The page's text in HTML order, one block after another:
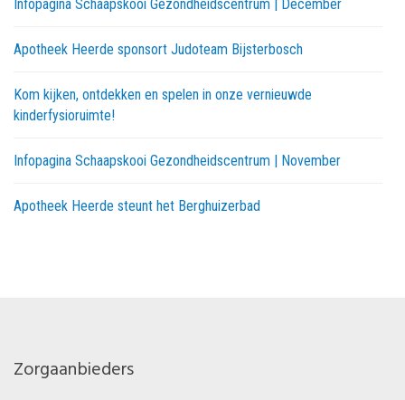
Infopagina Schaapskooi Gezondheidscentrum | December
Apotheek Heerde sponsort Judoteam Bijsterbosch
Kom kijken, ontdekken en spelen in onze vernieuwde
kinderfysioruimte!
Infopagina Schaapskooi Gezondheidscentrum | November
Apotheek Heerde steunt het Berghuizerbad
Zorgaanbieders